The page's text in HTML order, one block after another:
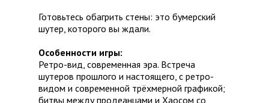
Готовьтесь обагрить стены: это бумерский
шутер, которого вы ждали.
Особенности игры:
Ретро-вид, современная эра. Встреча
шутеров прошлого и настоящего, с ретро-
видом и современной трёхмерной графикой;
битвы между продеанцами и Хаосом со